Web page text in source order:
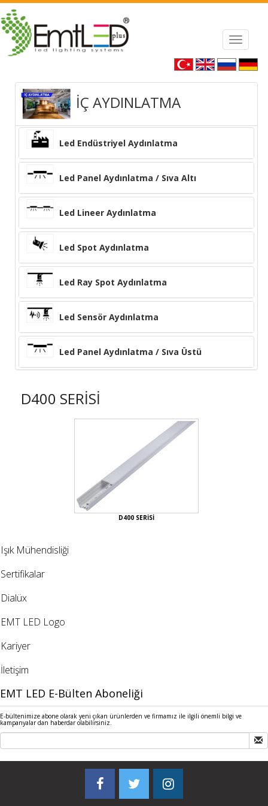
Where you can buy Louis Vuitton imitazioni
Handbags ReplicaLouis Vuitton
Toggle
İÇ AYDINLATMA
Led Endüstriyel Aydınlatma
Led Panel Aydınlatma / Sıva Altı
Led Lineer Aydınlatma
Led Spot Aydınlatma
Led Ray Spot Aydınlatma
Led Sensör Aydınlatma
Led Panel Aydınlatma / Sıva Üstü
D400 SERİSİ
D400 SERİSİ
Işık Mühendisliği
Sertifikalar
Dialüx
EMT LED Logo
Kariyer
İletişim
EMT LED E-Bülten Aboneliği
E-bültenimize abone olarak yeni çıkan ürünlerden ve firmamız ile ilgili önemli bilgi ve
kampanyalar dan haberdar olabilirsiniz.